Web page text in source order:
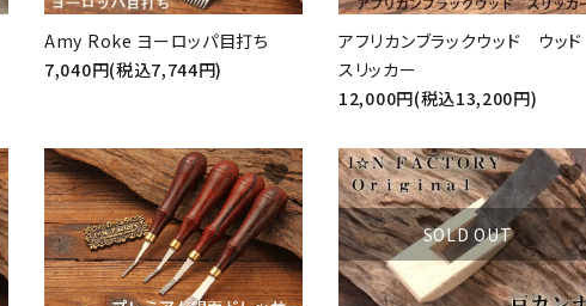
Amy Roke ヨーロッパ目打ち
7,040円(税込7,744円)
アフリカンブラックウッド ウッド
スリッカー
12,000円(税込13,200円)
favorite
SOLD OUT
favorite